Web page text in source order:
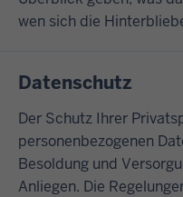
wen sich die
Datenschutz
Der Schutz Ihrer
personenbezogenen
Besoldung und
Anliegen. Die